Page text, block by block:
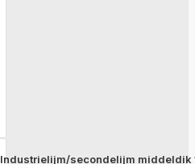
Industrielijm/secondelijm middeldik